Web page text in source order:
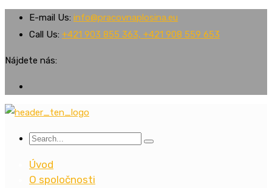
E-mail Us: info@pracovnaplosina.eu
Call Us: +421 903 855 363, +421 908 559 653
Nájdete nás:
Úvod
O spoločnosti